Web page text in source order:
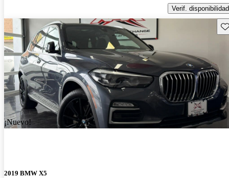
Verif. disponibilidad
¡Nuevo!
2019 BMW X5